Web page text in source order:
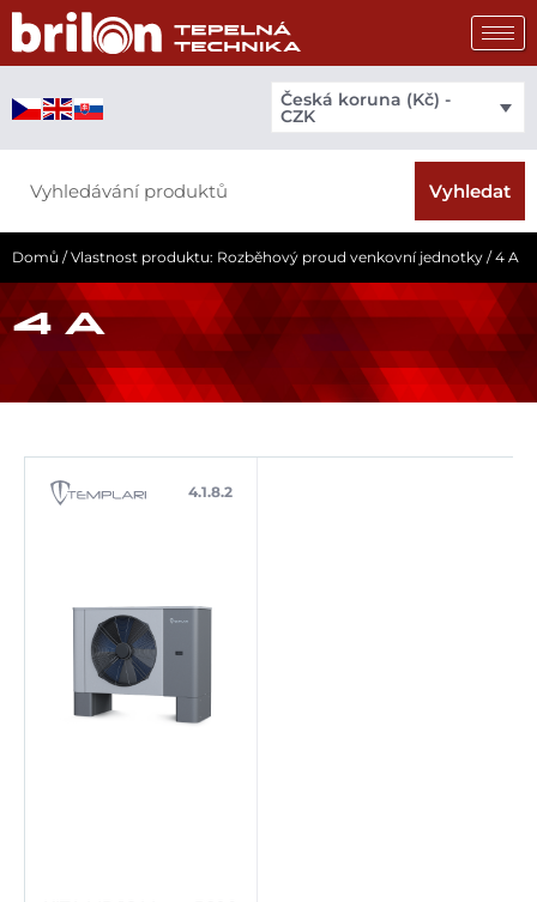
Přeskočit
obsah
Česká koruna (Kč) -
CZK
Vyhledat
Domů / Vlastnost produktu: Rozběhový proud venkovní jednotky / 4 A
4 A
4.1.8.2